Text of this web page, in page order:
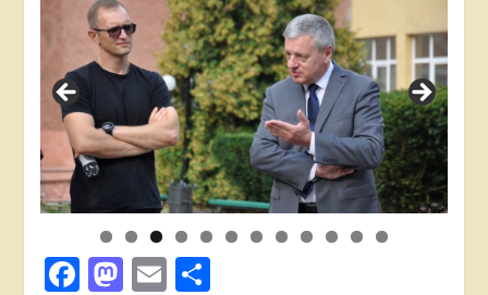
Facebook
Mastodon
EmailПоділитися